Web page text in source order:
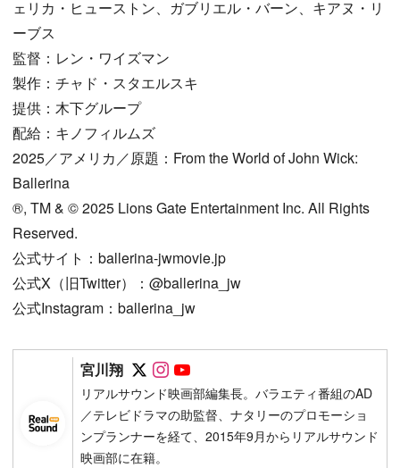
ェリカ・ヒューストン、ガブリエル・バーン、キアヌ・リ
ーブス
監督：レン・ワイズマン
製作：チャド・スタエルスキ
提供：木下グループ
配給：キノフィルムズ
2025／アメリカ／原題：From the World of John Wick:
Ballerina
®︎, TM & ©︎ 2025 Lions Gate Entertainment Inc. All Rights
Reserved.
公式サイト：ballerina-jwmovie.jp
公式X（旧Twitter）：@ballerina_jw
公式Instagram：ballerina_jw
宮川翔 Follow on SNS
Follow on SNS
リアルサウンド映画部編集長。バラエティ番組のAD
／テレビドラマの助監督、ナタリーのプロモーショ
ンプランナーを経て、2015年9月からリアルサウンド
映画部に在籍。